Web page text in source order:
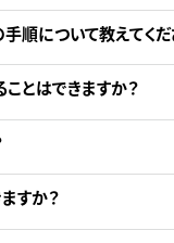
順について教えてくだ
とはできますか？
すか？